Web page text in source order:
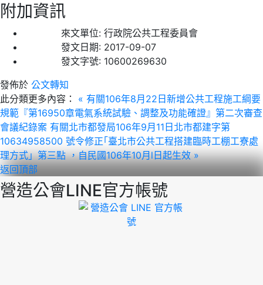
附加資訊
來文單位: 行政院公共工程委員會
發文日期: 2017-09-07
發文字號: 10600269630
發佈於 公文轉知
此分類更多內容：
« 有關106年8月22日新增公共工程施工綱要
規範『第16950章電氣系統試驗、調整及功能確證』第二次審查
會議紀錄案 有關北市都發局106年9月11日北市都建字第
10634958500 號令修正｢臺北市公共工程搭建臨時工棚工寮處
理方式」第三點 ，自民國106年10月l日起生效 »
返回頂部
營造公會LINE官方帳號